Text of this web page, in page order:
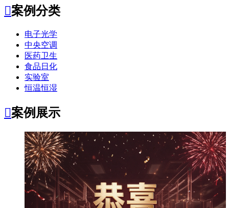
案例分类
电子光学
中央空调
医药卫生
食品日化
实验室
恒温恒湿
案例展示